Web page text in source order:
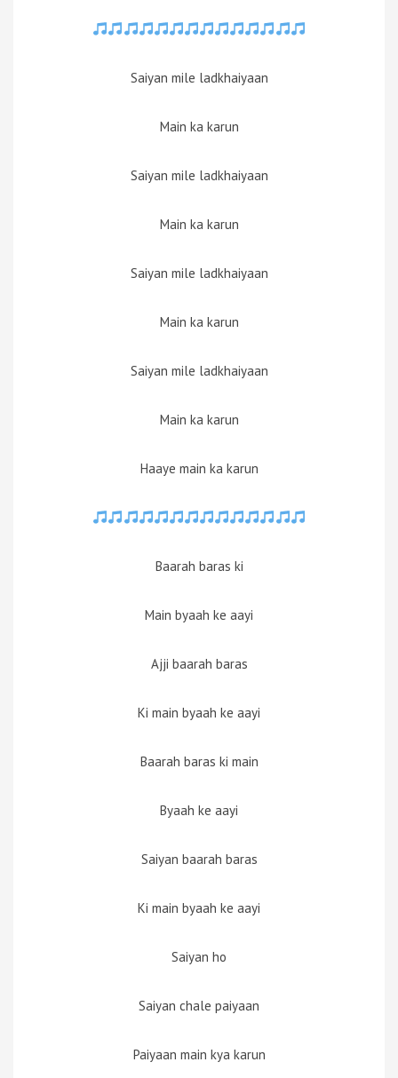
Saiyan mile ladkhaiyaan
Main ka karun
Saiyan mile ladkhaiyaan
Main ka karun
Saiyan mile ladkhaiyaan
Main ka karun
Saiyan mile ladkhaiyaan
Main ka karun
Haaye main ka karun
Baarah baras ki
Main byaah ke aayi
Ajji baarah baras
Ki main byaah ke aayi
Baarah baras ki main
Byaah ke aayi
Saiyan baarah baras
Ki main byaah ke aayi
Saiyan ho
Saiyan chale paiyaan
Paiyaan main kya karun